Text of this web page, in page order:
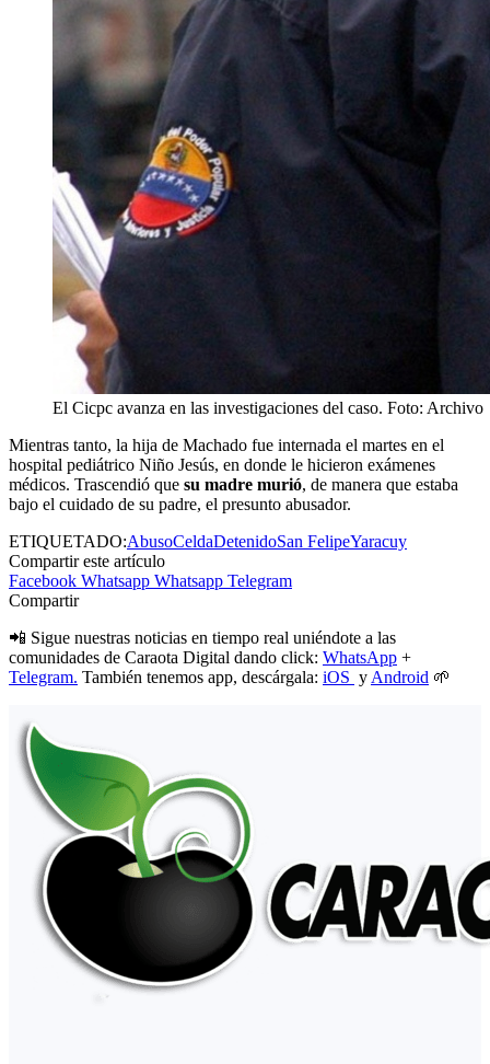
El Cicpc avanza en las investigaciones del caso. Foto: Archivo
Mientras tanto, la hija de Machado fue internada el martes en el
hospital pediátrico Niño Jesús, en donde le hicieron exámenes
médicos. Trascendió que su madre murió, de manera que estaba
bajo el cuidado de su padre, el presunto abusador.
ETIQUETADO:AbusoCeldaDetenidoSan FelipeYaracuy
Compartir este artículo
Facebook Whatsapp Whatsapp Telegram
Compartir
📲 Sigue nuestras noticias en tiempo real uniéndote a las
comunidades de Caraota Digital dando click: WhatsApp +
Telegram. También tenemos app, descárgala: iOS y Android 🌱